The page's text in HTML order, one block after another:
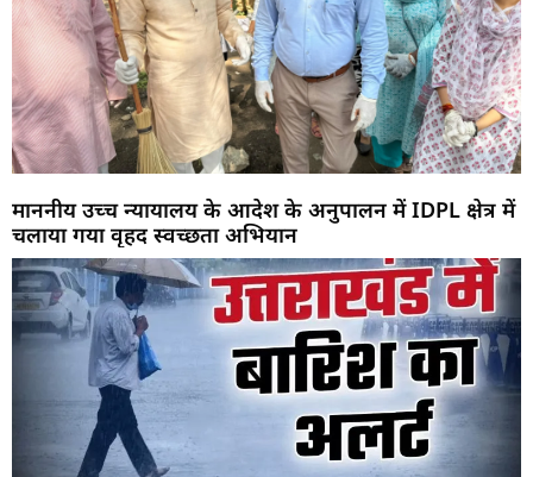
माननीय उच्च न्यायालय के आदेश के अनुपालन में IDPL क्षेत्र में
चलाया गया वृहद स्वच्छता अभियान